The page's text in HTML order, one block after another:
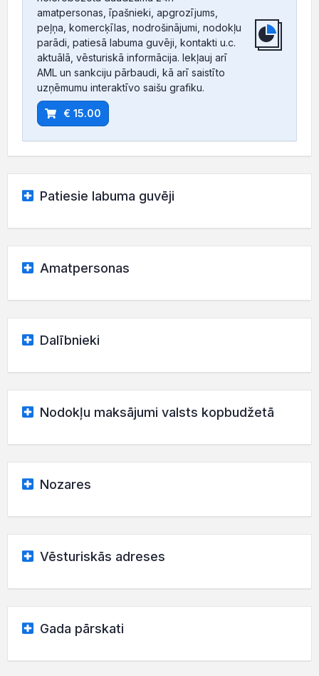
amatpersonas, īpašnieki, apgrozījums,
peļņa, komercķīlas, nodrošinājumi, nodokļu
parādi, patiesā labuma guvēji, kontakti u.c.
aktuālā, vēsturiskā informācija. Iekļauj arī
AML un sankciju pārbaudi, kā arī saistīto
uzņēmumu interaktīvo saišu grafiku.
€ 15.00
Patiesie labuma guvēji
Amatpersonas
Dalībnieki
Nodokļu maksājumi valsts kopbudžetā
Nozares
Vēsturiskās adreses
Gada pārskati